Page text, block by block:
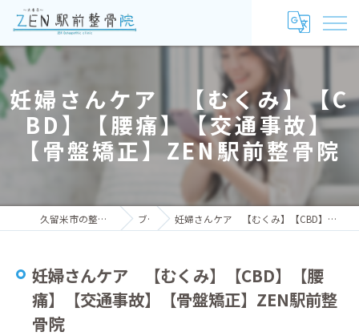
妊婦さんケア 【むくみ】【C
BD】【腰痛】【交通事故】
【骨盤矯正】ZEN駅前整骨院
久留米市の整骨院ならZEN駅前整骨院 ブログ 妊婦さんケア 【むくみ】【CBD】【腰痛】【交通事故】【骨盤矯正】ZEN駅前整骨院
妊婦さんケア 【むくみ】【CBD】【腰
痛】【交通事故】【骨盤矯正】ZEN駅前整
骨院